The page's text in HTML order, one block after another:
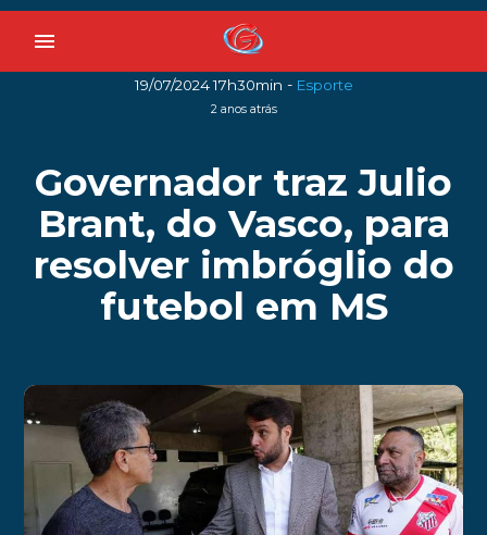
menu
19/07/2024 17h30min - Esporte
2 anos atrás
Governador traz Julio
Brant, do Vasco, para
resolver imbróglio do
futebol em MS